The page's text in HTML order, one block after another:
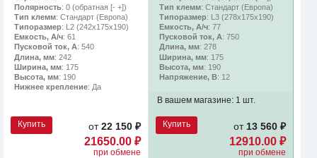
Полярность: 0 (обратная [- +])
Тип клемм: Стандарт (Европа)
Типоразмер: L2 (242х175х190)
Емкость, А/ч: 61
Пусковой ток, А: 540
Длина, мм: 242
Ширина, мм: 175
Высота, мм: 190
Нижнее крепление: Да
Купить от22 150 ₽
21650.00 ₽
при обмене
Тип клемм: Стандарт (Европа)
Типоразмер: L3 (278х175х190)
Емкость, А/ч: 77
Пусковой ток, А: 750
Длина, мм: 278
Ширина, мм: 175
Высота, мм: 190
Напряжение, В: 12
В вашем магазине: 1 шт.
Купить от 13 560 ₽
12910.00 ₽
при обмене